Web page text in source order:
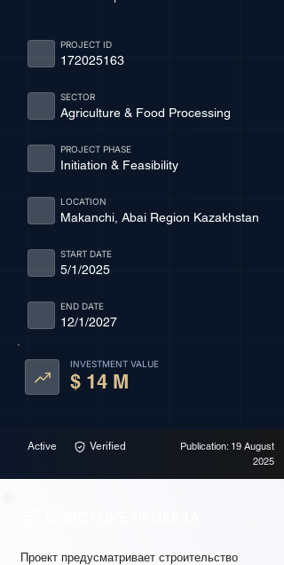
172025163
PROJECT ID
Agriculture & Food Processing
SECTOR
Initiation & Feasibility
PROJECT PHASE
Makanchi, Abai Region Kazakhstan
LOCATION
5/1/2025
START DATE
12/1/2027
END DATE
INVESTMENT VALUE
$ 14 M
Active Verified
Publication: 19 August
2025
Проект предусматривает строительство